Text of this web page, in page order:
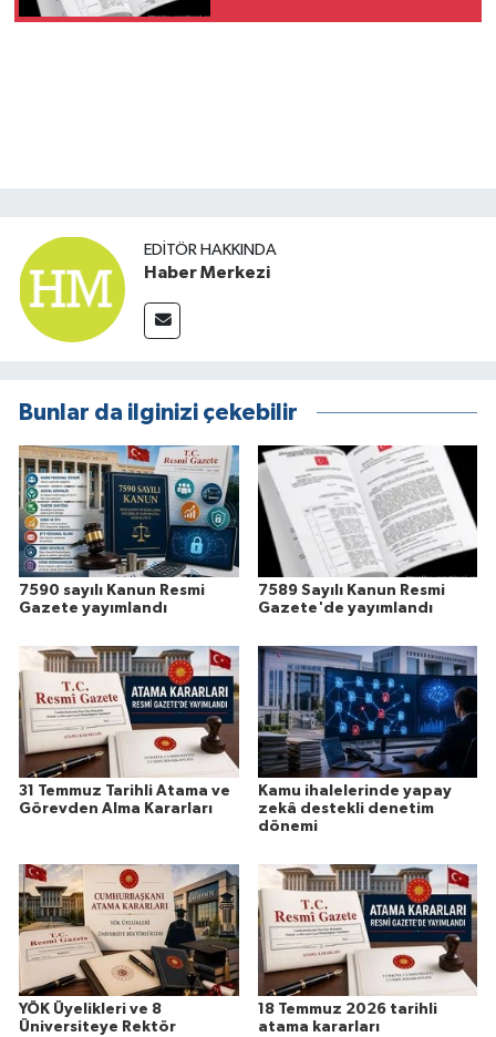
EDITÖR HAKKINDA
Haber Merkezi
Bunlar da ilginizi çekebilir
7590 sayılı Kanun Resmi
Gazete yayımlandı
7589 Sayılı Kanun Resmi
Gazete'de yayımlandı
31 Temmuz Tarihli Atama ve
Görevden Alma Kararları
Kamu ihalelerinde yapay
zekâ destekli denetim
dönemi
YÖK Üyelikleri ve 8
Üniversiteye Rektör
18 Temmuz 2026 tarihli
atama kararları